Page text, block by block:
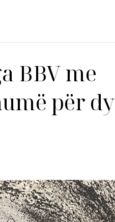
BBV me
për dy